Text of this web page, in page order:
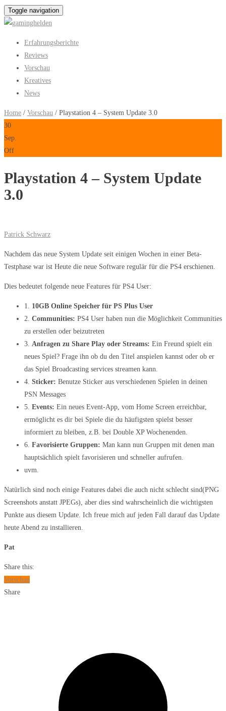
Toggle navigation
Erfahrungsberichte
Reviews
Vorschau
Kreatives
News
Home / Vorschau / Playstation 4 – System Update 3.0
30
Sep.
Off
Playstation 4 – System Update
3.0
Patrick Schwarz
Nachdem das neue System Update seit einigen Wochen in einer Beta-
Testphase war ist Heute die neue Software regulär für die PS4 erschienen.
Dies bedeutet folgende neue Features für PS4 User:
1. 10GB Online Speicher für PS Plus User
2. Communities: PS4 User haben nun die Möglichkeit Communities
zu erstellen oder beizutreten
3. Anfragen zu Share Play oder Streams: Ein Freund spielt ein
neues Spiel? Frage ihn ob du den Titel anspielen kannst oder ob er
das Spiel Broadcasting services streamen kann.
4. Sticker: Benutze Sticker aus verschiedenen Spielen in deinen
PSN Messages
5. Events: Ein neues Event-App, vom Home Screen erreichbar,
ermöglicht es dir bei Spiele die du häufigsten spielst besser
informiert zu bleiben, z.B. bei Double XP Wochenenden.
6. Favorisierte Gruppen: Man kann nun Gruppen mit denen man
hauptsächlich spielt favorisieren und schneller aufrufen.
uvm.
Natürlich sind noch einige Features dabei die auch nicht schlecht sind(PNG
Screenshots anstatt JPEGs), aber dies sind wahrscheinlich die wichtigsten
Punkte aus diesem Update. Ich freue mich auf jeden Fall darauf das Update
heute Abend zu installieren.
Pat
Share this:
Vorschau
Share